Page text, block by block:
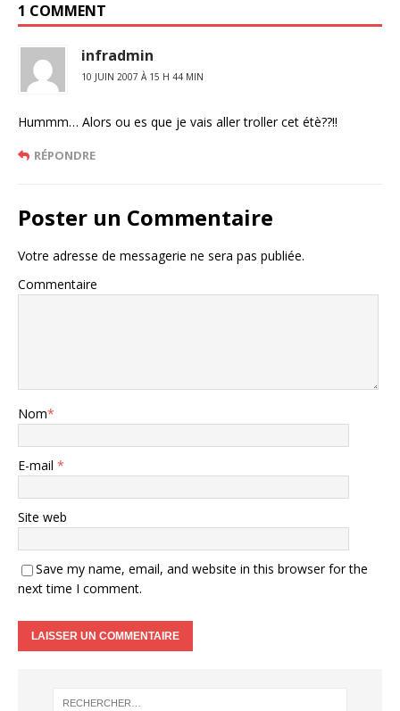
1 COMMENT
infradmin
10 JUIN 2007 À 15 H 44 MIN
Hummm… Alors ou es que je vais aller troller cet étè??!!
RÉPONDRE
Poster un Commentaire
Votre adresse de messagerie ne sera pas publiée.
Commentaire
Nom*
E-mail *
Site web
Save my name, email, and website in this browser for the
next time I comment.